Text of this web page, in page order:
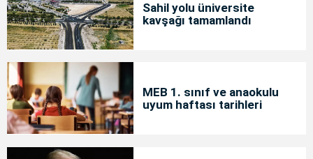
Sahil yolu üniversite
kavşağı tamamlandı
MEB 1. sınıf ve anaokulu
uyum haftası tarihleri